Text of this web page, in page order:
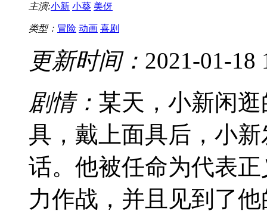
主演:小新 小葵 美伢
类型： 冒险 动画 喜剧
更新时间： 2021-01-18
剧情： 某天，小新闲
具，戴上面具后，小
话。他被任命为代表
力作战，并且见到了